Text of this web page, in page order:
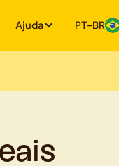
Ajuda PT-BR